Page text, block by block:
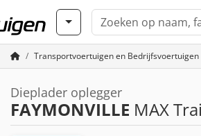
Transportvoertuigen en Bedrijfsvoertuigen
Dieplader oplegger
FAYMONVILLE MAX